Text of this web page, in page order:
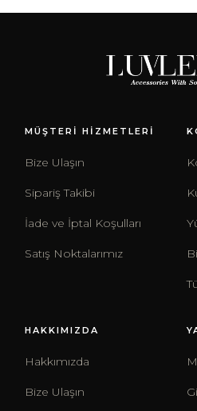
MÜŞTERİ HİZMETLERİ
Bize Ulaşın
Sipariş Takibi
İade ve İptal Koşulları
Satış Noktalarımız
HAKKIMIZDA
Hakkımızda
Bize Ulaşın